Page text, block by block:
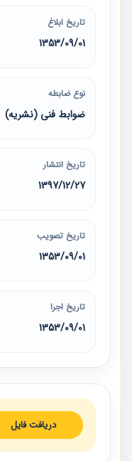
تاریخ ابلاغ
1353/09/01
نوع ضابطه
ضوابط فنی (نشریه)
تاریخ انتشار
1397/12/27
تاریخ تصویب
1353/09/01
تاریخ اجرا
1353/09/01
دریافت فایل